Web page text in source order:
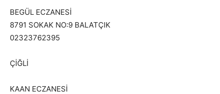
BEGÜL ECZANESİ
8791 SOKAK NO:9 BALATÇIK
02323762395
ÇİĞLİ
KAAN ECZANESİ